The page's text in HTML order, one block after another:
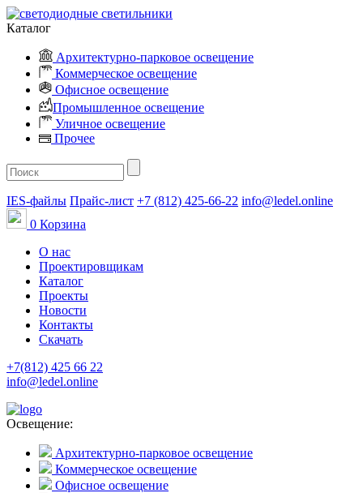
Каталог
Архитектурно-парковое освещение
Коммерческое освещение
Офисное освещение
Промышленное освещение
Уличное освещение
Прочее
IES-файлы Прайс-лист +7 (812) 425-66-22 info@ledel.online
0 Корзина
О нас
Проектировщикам
Каталог
Проекты
Новости
Контакты
Скачать
+7(812) 425 66 22
info@ledel.online
Освещение:
Архитектурно-парковое освещение
Коммерческое освещение
Офисное освещение